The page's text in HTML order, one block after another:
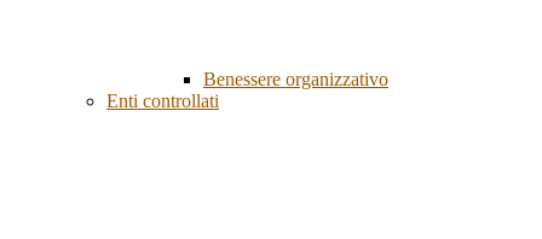
Benessere organizzativo
Enti controllati